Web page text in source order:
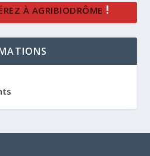
À AGRIBIODRÔME !